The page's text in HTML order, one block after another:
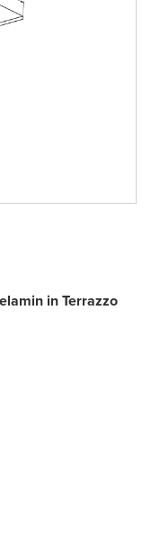
in Terrazzo